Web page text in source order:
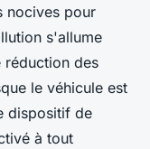
nocives pour
s'allume
réduction des
le véhicule est
dispositif de
à tout